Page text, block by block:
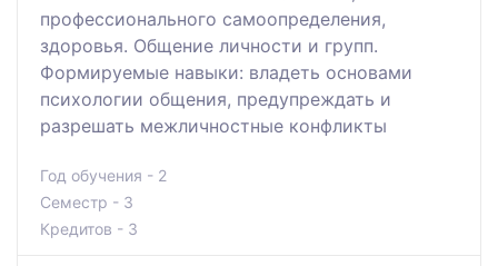
профессионального самоопределения,
здоровья. Общение личности и групп.
Формируемые навыки: владеть основами
психологии общения, предупреждать и
разрешать межличностные конфликты
Год обучения - 2
Семестр - 3
Кредитов - 3